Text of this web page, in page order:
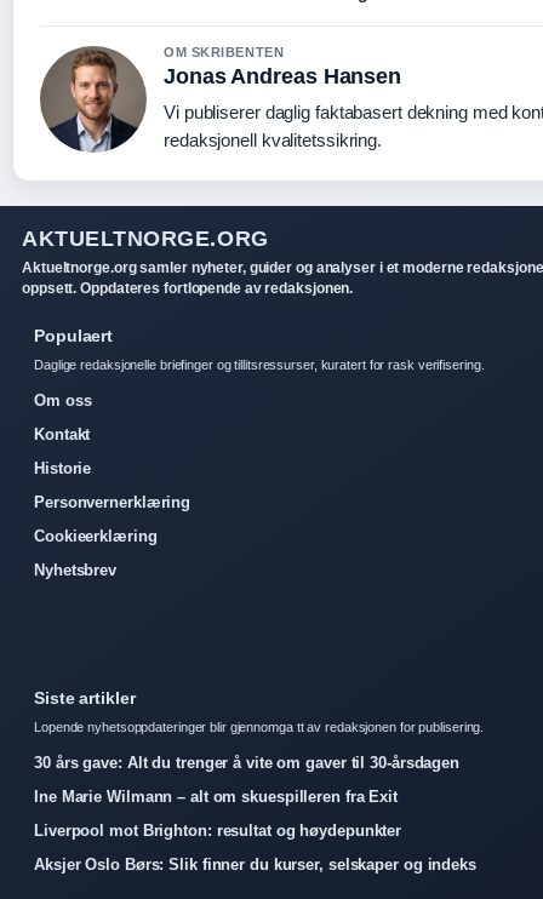
OM SKRIBENTEN
Jonas Andreas Hansen
Vi publiserer daglig faktabasert dekning med
redaksjonell kvalitetssikring.
AKTUELTNORGE.ORG
Aktueltnorge.org samler nyheter, guider og analyser i et moderne
oppsett. Oppdateres fortlopende av redaksjonen.
Populaert
Daglige redaksjonelle briefinger og tillitsressurser, kuratert for rask verifisering.
Om oss
Kontakt
Historie
Personvernerklæring
Cookieerklæring
Nyhetsbrev
Siste artikler
Lopende nyhetsoppdateringer blir gjennomga tt av redaksjonen for publisering.
30 års gave: Alt du trenger å vite om gaver til 30-årsdagen
Ine Marie Wilmann – alt om skuespilleren fra Exit
Liverpool mot Brighton: resultat og høydepunkter
Aksjer Oslo Børs: Slik finner du kurser, selskaper og indeks